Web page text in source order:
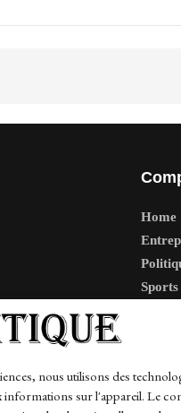
nous utilisons des
sur l'appareil. Le
Home
Sports